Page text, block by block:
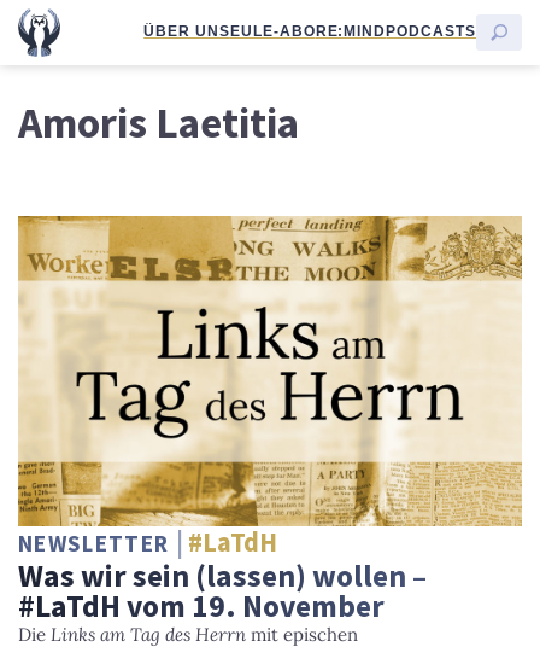
ÜBER UNSEULE-ABORE:MINDPODCASTS
Amoris Laetitia
NEWSLETTER #LaTdH
Was wir sein (lassen) wollen –
#LaTdH vom 19. November
Die Links am Tag des Herrn mit epischen